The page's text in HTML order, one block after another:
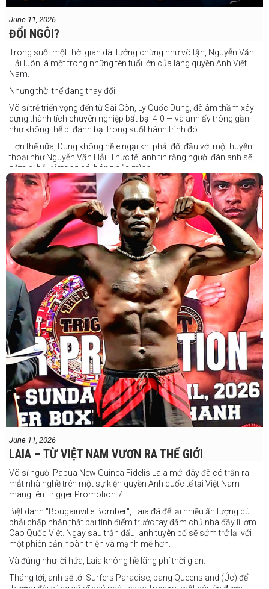
June 11, 2026
ĐỔI NGÔI?
Trong suốt một thời gian dài tưởng chừng như vô tận, Nguyễn Văn
Hải luôn là một trong những tên tuổi lớn của làng quyền Anh Việt
Nam.
Nhưng thời thế đang thay đổi.
Võ sĩ trẻ triển vọng đến từ Sài Gòn, Ly Quốc Dung, đã âm thầm xây
dựng thành tích chuyên nghiệp bất bại 4-0 — và anh ấy trông gần
như không thể bị đánh bại trong suốt hành trình đó.
Hơn thế nữa, Dung không hề e ngại khi phải đối đầu với một huyền
thoại như Nguyễn Văn Hải. Thực tế, anh tin rằng người đàn anh sẽ
sớm bị bỏ lại trong cái bóng của mình.
Dung nói rằng anh quá nhanh, quá khó nắm bắt, và đơn giản là quá
điển trai đối với “Hanoi Hitman”.
Và biết đâu anh ấy đúng.
Chúng ta sẽ có câu trả lời vào Chủ Nhật, ngày 21 tháng 6
June 11, 2026
LAIA – TỪ VIỆT NAM VƯƠN RA THẾ GIỚI
Võ sĩ người Papua New Guinea Fidelis Laia mới đây đã có trận ra
mắt nhà nghề trên một sự kiện quyền Anh quốc tế tại Việt Nam
mang tên Trigger Promotion 7.
Biệt danh "Bougainville Bomber", Laia đã để lại nhiều ấn tượng dù
phải chấp nhận thất bại tính điểm trước tay đấm chủ nhà đầy lì lợm
Cao Quốc Việt. Ngay sau trận đấu, anh tuyên bố sẽ sớm trở lại với
một phiên bản hoàn thiện và mạnh mẽ hơn.
Và đúng như lời hứa, Laia không hề lãng phí thời gian.
Tháng tới, anh sẽ tới Surfers Paradise, bang Queensland (Úc) để